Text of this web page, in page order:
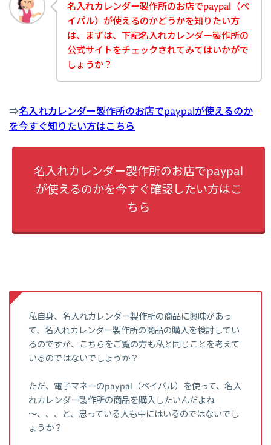
名入れカレンダー製作所のお店でpaypal（ペ
イパル）が使えるのかどうかを知りたい方
は、まずは、下記名入れカレンダー製作所の
公式サイトをチェックされてみてはいかがで
しょうか？
⇒名入れカレンダー製作所のお店でpaypalが使えるのか
を今すぐ知りたい方はこちら
名入れカレンダー製作所のお店でpaypal
が使えるのかを今すぐ確認したい方はこ
ちら
私自身、名入れカレンダー製作所の商品に興味があっ
て、名入れカレンダー製作所の商品の購入を検討してい
るのですが、こちらをご覧の方も私と同じことを考えて
いるのではないでしょうか？
ただ、電子マネーのpaypal（ペイパル）を使って、名入
れカレンダー製作所の商品を購入したいんだよね
～、、、と、思っている人も中にはいるのではないでし
ょうか？